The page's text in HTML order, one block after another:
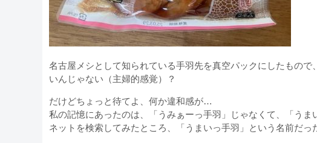
名古屋メシとして知られている手羽先を真空パックにしたもの
いんじゃない（主婦的感覚）？
だけどちょっと待てよ、何か違和感が…
私の記憶にあったのは、「うみぁーっ手羽」じゃなくて、「う
ネットを検索してみたところ、「うまいっ手羽」という名前だ